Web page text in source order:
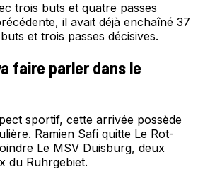
trois buts et quatre passes
il avait déjà enchaîné 37
et trois passes décisives.
faire parler dans le
sportif, cette arrivée possède
Ramien Safi quitte Le Rot-
Le MSV Duisburg, deux
du Ruhrgebiet.